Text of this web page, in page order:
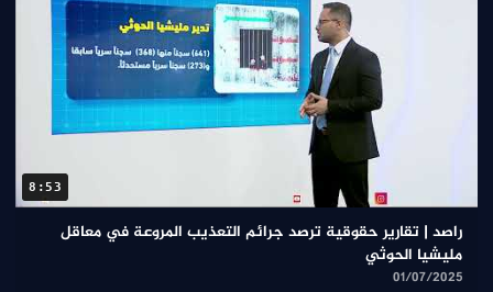
8:53
راصد | تقارير حقوقية ترصد جرائم التعذيب المروعة في معاقل
مليشيا الحوثي
01/07/2025